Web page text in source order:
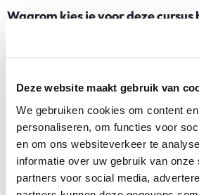
Deze website maakt gebruik van
We gebruiken cookies om content
personaliseren, om functies voor
en om ons websiteverkeer te
informatie over uw gebruik van onze
partners voor social media,
Waarom kies je voor deze cursus
Dansen in een open sfeer
Begeleiding door een
Goed om te weten
Kom in sportkleding en